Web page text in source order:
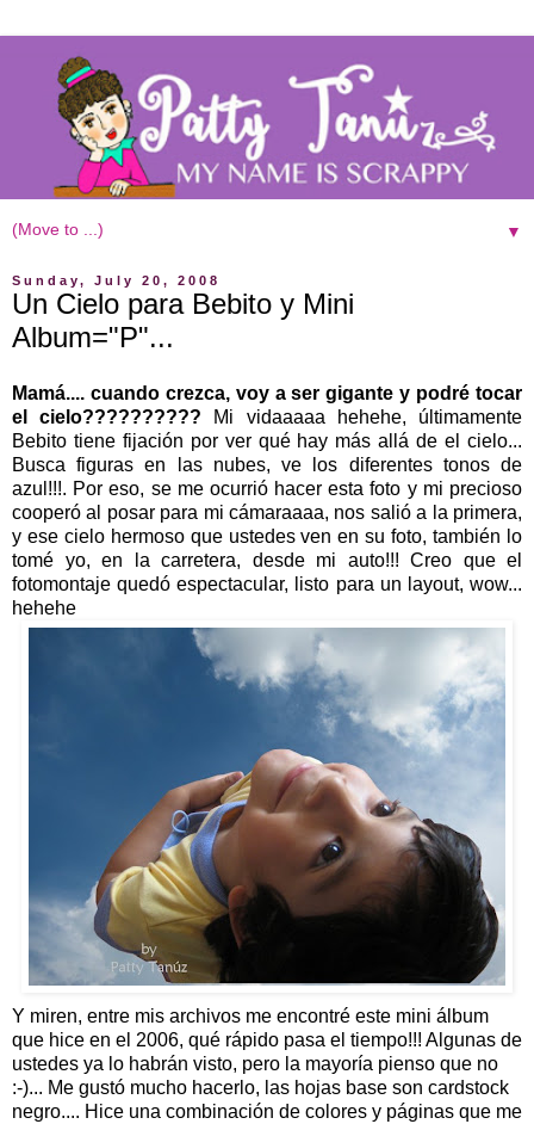
▼
Sunday, July 20, 2008
Un Cielo para Bebito y Mini
Album="P"...
Mamá.... cuando crezca, voy a ser gigante y podré tocar
el cielo?????????? Mi vidaaaaa hehehe, últimamente
Bebito tiene fijación por ver qué hay más allá de el cielo...
Busca figuras en las nubes, ve los diferentes tonos de
azul!!!. Por eso, se me ocurrió hacer esta foto y mi precioso
cooperó al posar para mi cámaraaaa, nos salió a la primera,
y ese cielo hermoso que ustedes ven en su foto, también lo
tomé yo, en la carretera, desde mi auto!!! Creo que el
fotomontaje quedó espectacular, listo para un layout, wow...
hehehe
Y miren, entre mis archivos me encontré este mini álbum
que hice en el 2006, qué rápido pasa el tiempo!!! Algunas de
ustedes ya lo habrán visto, pero la mayoría pienso que no
:-)... Me gustó mucho hacerlo, las hojas base son cardstock
negro.... Hice una combinación de colores y páginas que me